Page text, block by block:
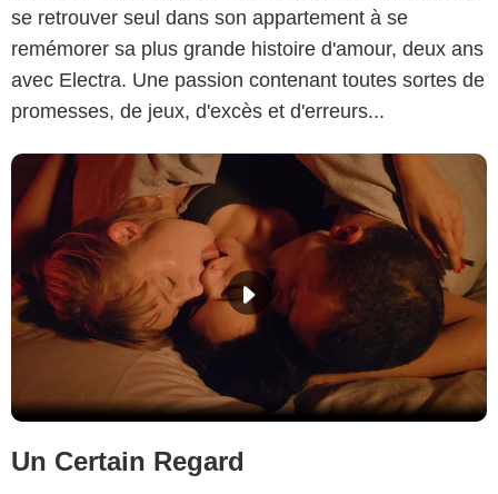
se retrouver seul dans son appartement à se
remémorer sa plus grande histoire d'amour, deux ans
avec Electra. Une passion contenant toutes sortes de
promesses, de jeux, d'excès et d'erreurs...
Un Certain Regard